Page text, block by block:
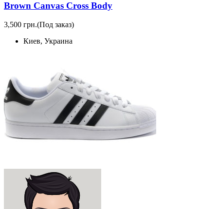
Brown Canvas Cross Body
3,500 грн.(Под заказ)
Киев, Украина